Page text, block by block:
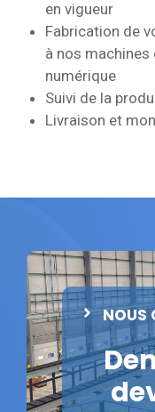
en vigueur
Fabrication de
à nos
numérique
Suivi de la
Livraison et
NOUS